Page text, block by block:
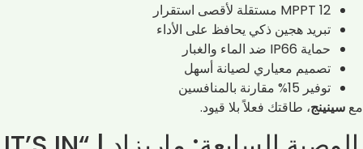
12 MPPT مستقلة لأقصى استقرار
تبريد هجين ذكي يحافظ على الأداء
حماية IP66 ضد الماء والغبار
تصميم معياري لصيانة أسهل
توفير 15% مقارنة بالمنافسين
مع سينينج، طاقتك فعلاً بلا قيود.